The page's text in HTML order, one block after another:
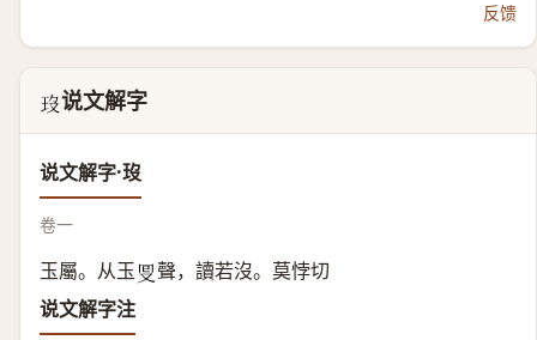
反馈
𤣻说文解字
说文解字·𤣻
卷一
玉屬。从玉𠬸 聲，讀若沒。莫悖切
说文解字注